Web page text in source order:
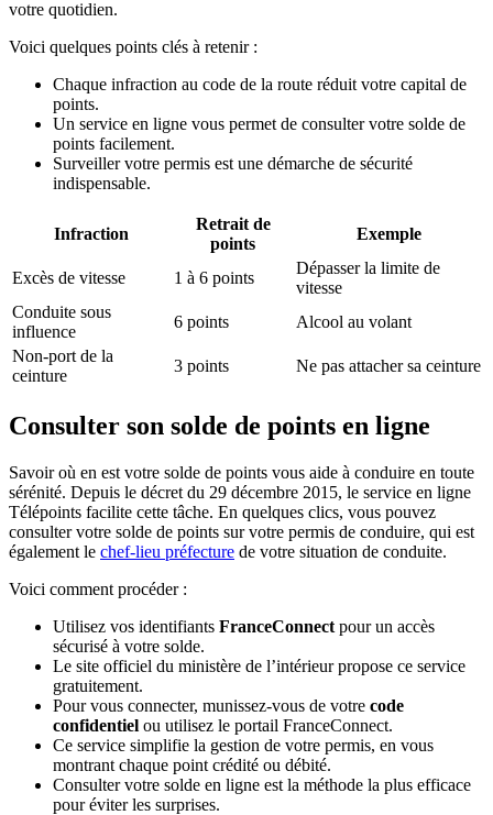
votre quotidien.
Voici quelques points clés à retenir :
Chaque infraction au code de la route réduit votre capital de
points.
Un service en ligne vous permet de consulter votre solde de
points facilement.
Surveiller votre permis est une démarche de sécurité
indispensable.
Infraction
Retrait de
points
Exemple
Excès de vitesse 1 à 6 points
Dépasser la limite de
vitesse
Conduite sous
influence
6 points
Alcool au volant
Non-port de la
ceinture
3 points Ne pas attacher sa ceinture
Consulter son solde de points en ligne
Savoir où en est votre solde de points vous aide à conduire en toute
sérénité. Depuis le décret du 29 décembre 2015, le service en ligne
Télépoints facilite cette tâche. En quelques clics, vous pouvez
consulter votre solde de points sur votre permis de conduire, qui est
également le chef-lieu préfecture de votre situation de conduite.
Voici comment procéder :
Utilisez vos identifiants FranceConnect pour un accès
sécurisé à votre solde.
Le site officiel du ministère de l’intérieur propose ce service
gratuitement.
Pour vous connecter, munissez-vous de votre code
confidentiel ou utilisez le portail FranceConnect.
Ce service simplifie la gestion de votre permis, en vous
montrant chaque point crédité ou débité.
Consulter votre solde en ligne est la méthode la plus efficace
pour éviter les surprises.